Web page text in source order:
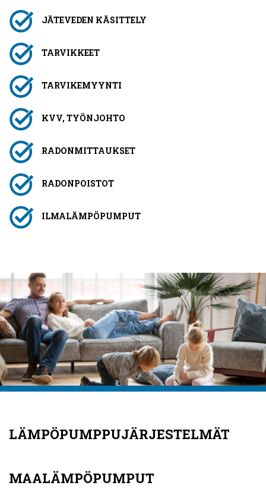
JÄTEVEDEN KÄSITTELY
TARVIKKEET
TARVIKEMYYNTI
KVV, TYÖNJOHTO
RADONMITTAUKSET
RADONPOISTOT
ILMALÄMPÖPUMPUT
LÄMPÖPUMPPUJÄRJESTELMÄT
MAALÄMPÖPUMPUT